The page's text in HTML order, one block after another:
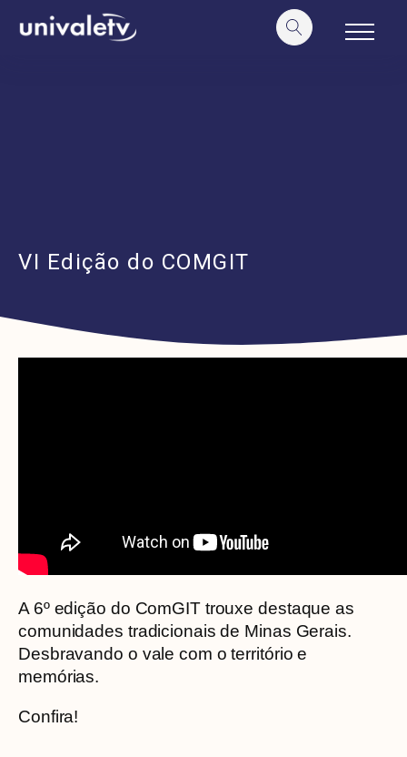
conteúdo
VI Edição do COMGIT
A 6º edição do ComGIT trouxe destaque as
comunidades tradicionais de Minas Gerais.
Desbravando o vale com o território e
memórias.
Confira!